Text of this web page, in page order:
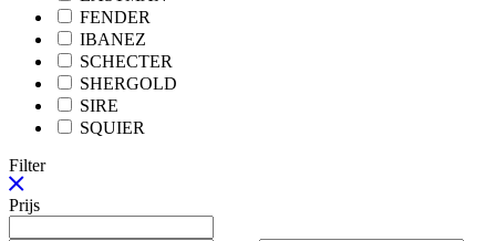
FENDER
IBANEZ
SCHECTER
SHERGOLD
SIRE
SQUIER
Filter
Prijs